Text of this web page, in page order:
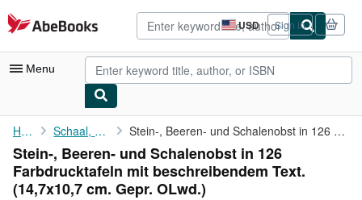
Skip to main content
AbeBooks.com USD
Site
shopping
preferences
Sign in
Menu
My Account
My Purchases
Advanced Search
Home Schaal, Gustav: Stein-, Beeren- und Schalenobst in 126 Farbdrucktafeln mit ...
Stein-, Beeren- und Schalenobst in 126
Farbdrucktafeln mit beschreibendem Text.
(14,7x10,7 cm. Gepr. OLwd.)